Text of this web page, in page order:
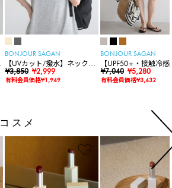
BONJOUR SAGAN
【UVカット/撥水】ネックカ
バー付きワイドリムハット
¥3,850 ¥2,999
有料会員価格¥1,949
BONJOUR SAGAN
【UPF50+・接触冷感
水】【水陸両用】ラ
ードロンパース
¥7,040 ¥5,280
有料会員価格¥3,432
スメ